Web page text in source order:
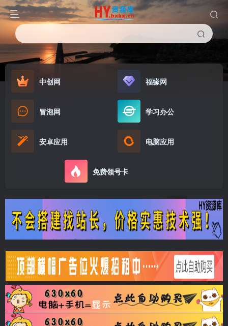
中创网 福缘网
冒泡网 学习办公
安卓应用 电脑应用
免费领号卡